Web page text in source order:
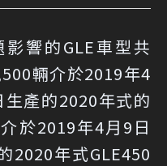
響的GLE車型共
輛介於2019年4
產的2020年式的
於2019年4月9日
2020年式GLE450